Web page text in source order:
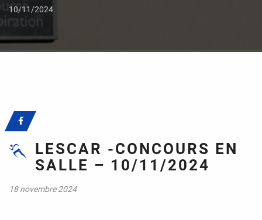
10/11/2024
LESCAR -CONCOURS EN
SALLE – 10/11/2024
18 novembre 2024